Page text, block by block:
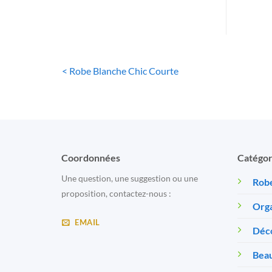
< Robe Blanche Chic Courte
Coordonnées
Une question, une suggestion ou une
proposition, contactez-nous :
EMAIL